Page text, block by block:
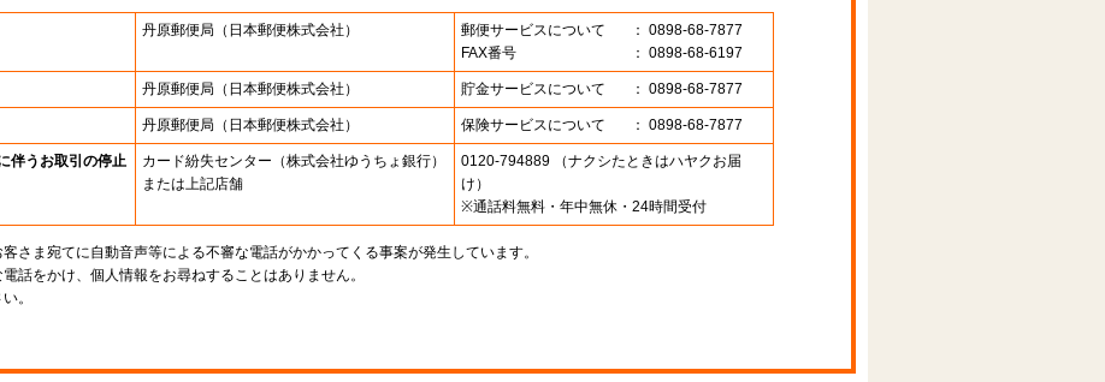
丹原郵便局 （日本郵便株式会社） 郵便サービスについて
： 0898-68-7877
FAX番号
： 0898-68-6197
丹原郵便局 （日本郵便株式会社） 貯金サービスについて ： 0898-68-7877
丹原郵便局 （日本郵便株式会社） 保険サービスについて ： 0898-68-7877
伴うお取引の停止 カード紛失センター （株式会社ゆうちょ銀行）
または上記店舗
0120-794889 （ナクシたときはハヤクお届
け）
※通話料無料・年中無休・24時間受付
さま宛てに自動音声等による不審な電話がかかってくる事案が発生しています。
話をかけ、個人情報をお尋ねすることはありません。
。